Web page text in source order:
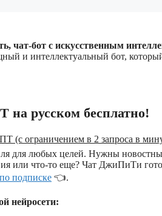
бот с искусственным
и интеллектуальный бот,
на русском бесплатно!
(с ограничением в 2 запроса в
для любых целей. Нужны
или что-то еще? Чат ДжиПиТи
подписке 👈.
нейросети: